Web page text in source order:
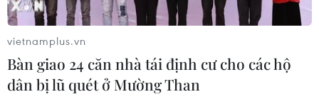
31/07/2026 01:51
Toyota giữ vững vị trí hãng xe bán
chạy nhất toàn cầu trong 7 năm liên
tiếp
vietnamplus.vn
Bàn giao 24 căn nhà tái định cư cho các hộ
dân bị lũ quét ở Mường Than